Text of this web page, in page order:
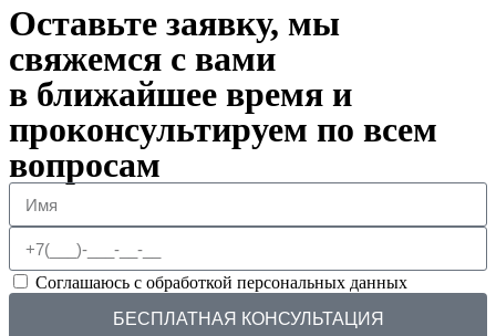
Оставьте заявку, мы
свяжемся с вами
в ближайшее время и
проконсультируем по всем
вопросам
Соглашаюсь с обработкой персональных данных
БЕСПЛАТНАЯ КОНСУЛЬТАЦИЯ